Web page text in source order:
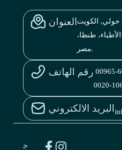
العنوان الكويت
طنطا،
مصر.
رقم الهاتف 00965-
0020-
البريد الالكتروني
ج